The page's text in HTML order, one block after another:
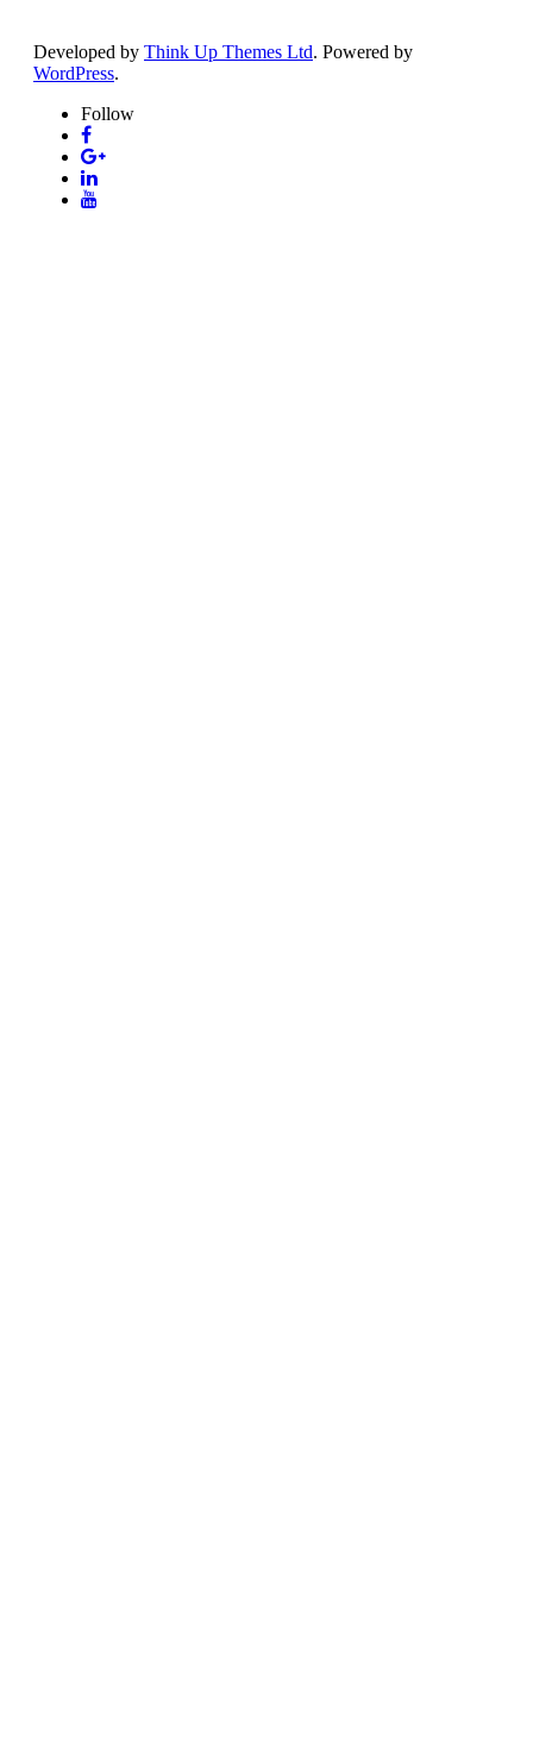
Developed by Think Up Themes Ltd. Powered by
WordPress.
Follow